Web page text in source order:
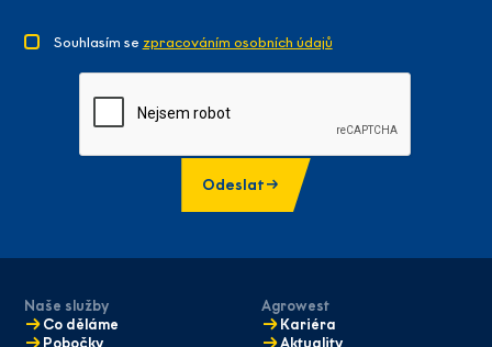
Souhlasím se zpracováním osobních údajů
Odeslat
Naše služby
Co děláme
Pobočky
Agrowest
Kariéra
Aktuality